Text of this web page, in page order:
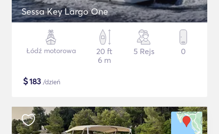
Sessa Key Largo One
Łódź motorowa
20 ft
6 m
5 Rejs 0
$183 /dzień